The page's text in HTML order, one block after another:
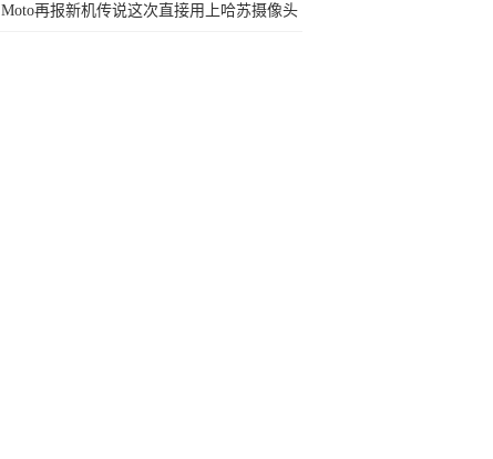
品!
Moto再报新机传说这次直接用上哈苏摄像头